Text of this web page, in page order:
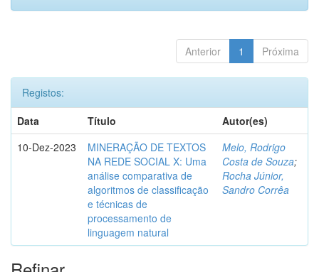
Anterior 1 Próxima
Registos:
Data
Título
Autor(es)
10-Dez-2023
MINERAÇÃO DE TEXTOS
NA REDE SOCIAL X: Uma
análise comparativa de
algoritmos de classificação
e técnicas de
processamento de
linguagem natural
Melo, Rodrigo
Costa de Souza;
Rocha Júnior,
Sandro Corrêa